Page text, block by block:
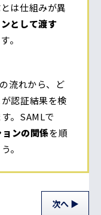
は仕組みが異
として渡す
。
流れから、ど
認証結果を検
。SAMLで
ンの関係を順
。
次へ